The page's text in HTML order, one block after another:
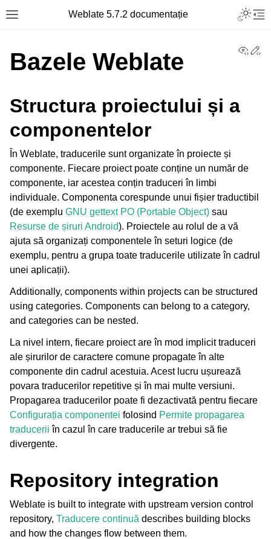
Toggle site navigation sidebar
Weblate 5.7.2 documentație Toggle
navigation of Formate de fișiere acceptate
navigation of Instrucțiuni de configurare
Bazele Weblate
Structura proiectului și a
componentelor
În Weblate, traducerile sunt organizate în proiecte și
componente. Fiecare proiect poate conține un număr de
componente, iar acestea conțin traduceri în limbi
individuale. Componenta corespunde unui fișier traductibil
(de exemplu GNU gettext PO (Portable Object) sau
Resurse de șiruri Android). Proiectele au rolul de a vă
ajuta să organizați componentele în seturi logice (de
exemplu, pentru a grupa toate traducerile utilizate în cadrul
unei aplicații).
Additionally, components within projects can be structured
using categories. Components can belong to a category,
and categories can be nested.
La nivel intern, fiecare proiect are în mod implicit traduceri
ale șirurilor de caractere comune propagate în alte
componente din cadrul acestuia. Acest lucru ușurează
povara traducerilor repetitive și în mai multe versiuni.
Propagarea traducerilor poate fi dezactivată pentru fiecare
Configurația componentei folosind Permite propagarea
traducerii în cazul în care traducerile ar trebui să fie
divergente.
Repository integration
Weblate is built to integrate with upstream version control
repository, Traducere continuă describes building blocks
and how the changes flow between them.